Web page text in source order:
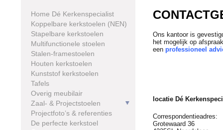
Home Dé Kerkenspecialist
Koppelbare kerkstoelen (NEN)
Stapelbare kerkstoelen
Multifunctionele stoelen
Stalen-framestoelen
Houten kerkstoelen
Kunststof kerkstoelen
Tafels
Overig meubilair
Zaal- & Projectstoelen
Projectfoto’s & referenties
De perfecte kerkstoel
Ons kantoor is
het mogelijk op
een professioneel
locatie Dé
Correspondentieadres:
Grotewaard 36